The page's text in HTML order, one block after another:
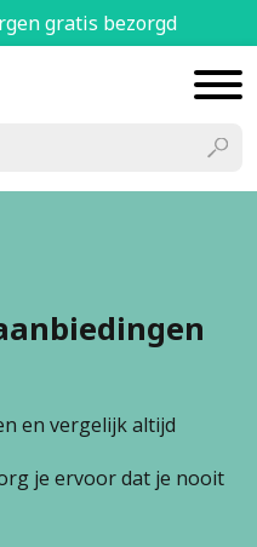
gratis bezorgd
en vergelijk altijd
je ervoor dat je nooit